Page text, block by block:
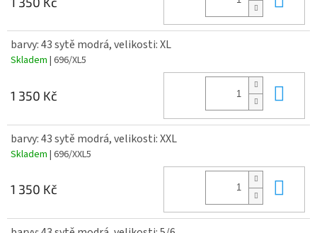
barvy: 43 sytě modrá, velikosti: XL
Skladem | 696/XL5
1 350 Kč
barvy: 43 sytě modrá, velikosti: XXL
Skladem | 696/XXL5
1 350 Kč